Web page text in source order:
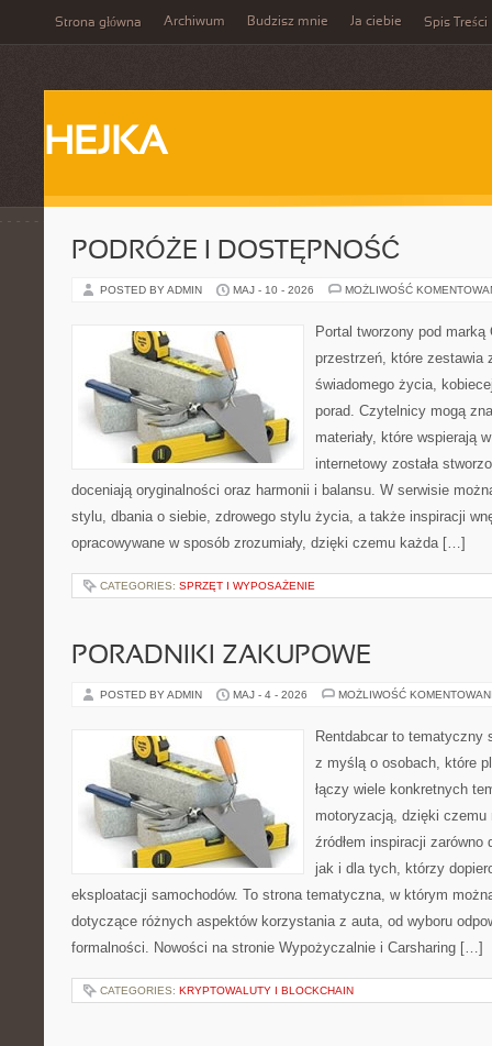
Strona główna Archiwum Budzisz mnie Ja ciebie Spis Treści
HEJKA
PODRÓŻE I DOSTĘPNOŚĆ
POSTED BY ADMIN MAJ - 10 - 2026 MOŻLIWOŚĆ
Portal tworzony pod
przestrzeń, które zestawia
świadomego życia,
porad. Czytelnicy mogą
materiały, które wspierają
internetowy została
doceniają oryginalności oraz harmonii i balansu. W serwisie
stylu, dbania o siebie, zdrowego stylu życia, a także inspiracji
opracowywane w sposób zrozumiały, dzięki czemu każda […]
CATEGORIES: SPRZĘT I WYPOSAŻENIE
PORADNIKI ZAKUPOWE
POSTED BY ADMIN MAJ - 4 - 2026 MOŻLIWOŚĆ
Rentdabcar to tematyczny
z myślą o osobach, które
łączy wiele konkretnych
motoryzacją, dzięki
źródłem inspiracji zarówno
jak i dla tych, którzy
eksploatacji samochodów. To strona tematyczna, w którym
dotyczące różnych aspektów korzystania z auta, od wyboru
formalności. Nowości na stronie Wypożyczalnie i Carsharing […]
CATEGORIES: KRYPTOWALUTY I BLOCKCHAIN